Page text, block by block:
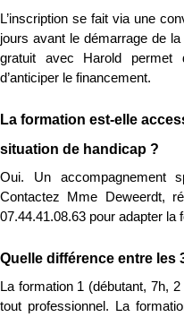
L’inscription se fait via une
jours avant le démarrage de
gratuit avec Harold permet
d’anticiper le financement.
La formation est-elle
situation de handicap ?
Oui. Un accompagnement
Contactez Mme Deweerdt,
07.44.41.08.63 pour adapter
Quelle différence entre les
La formation 1 (débutant, 7h,
tout professionnel. La